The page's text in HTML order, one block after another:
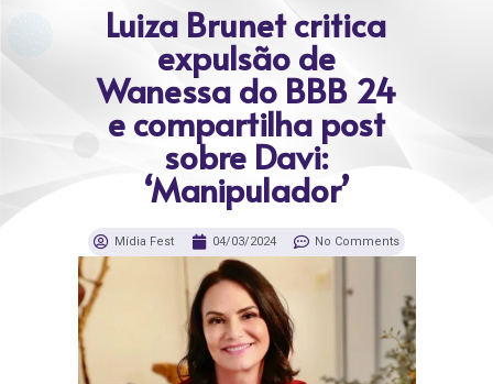
Luiza Brunet critica
expulsão de
Wanessa do BBB 24
e compartilha post
sobre Davi:
‘Manipulador’
Mídia Fest 04/03/2024 No Comments